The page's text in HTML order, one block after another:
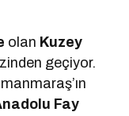
olan Kuzey
geçiyor.
Fay